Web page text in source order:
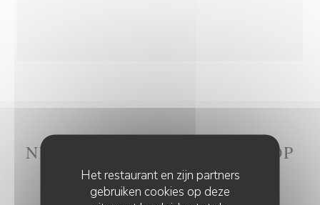
Het restaurant en zijn partners
gebruiken cookies op deze
NEEM CONTACT MET ONS OP
Wilt u contact met ons opnemen?